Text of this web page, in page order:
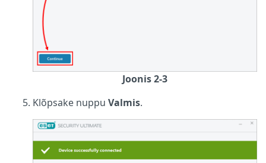
Joonis 2-3
Klõpsake nuppu Valmis.